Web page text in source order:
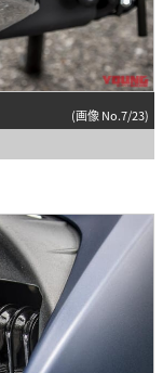
(画像 No.7/23)